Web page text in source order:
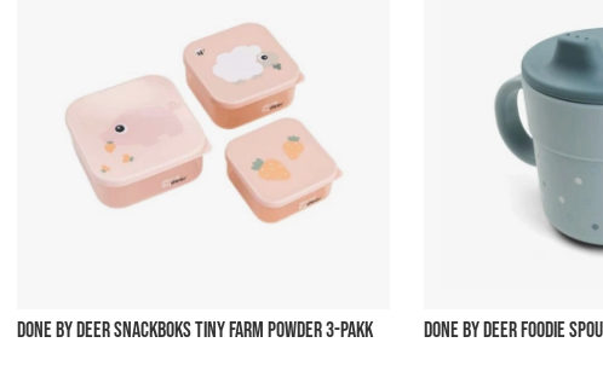
DONE BY DEER SNACKBOKS TINY FARM POWDER 3-PAKK DONE BY DEER FOODIE